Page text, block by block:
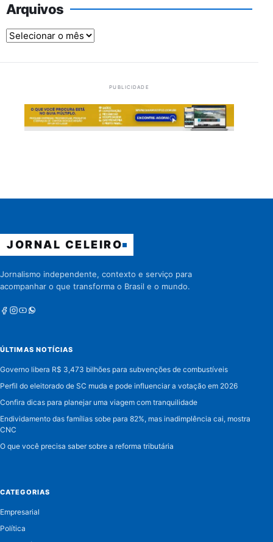
Arquivos
Arquivos
PUBLICIDADE
JORNAL CELEIRO
Jornalismo independente, contexto e serviço para
acompanhar o que transforma o Brasil e o mundo.
Facebook
Instagram
Youtube
Whatsapp
ÚLTIMAS NOTÍCIAS
Governo libera R$ 3,473 bilhões para subvenções de combustíveis
Perfil do eleitorado de SC muda e pode influenciar a votação em 2026
Confira dicas para planejar uma viagem com tranquilidade
Endividamento das famílias sobe para 82%, mas inadimplência cai, mostra
CNC
O que você precisa saber sobre a reforma tributária
CATEGORIAS
Empresarial
Política